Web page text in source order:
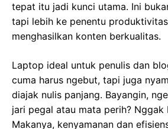
tepat itu jadi kunci utama. Ini
tapi lebih ke penentu
menghasilkan konten berkualitas.
Laptop ideal untuk penulis dan
cuma harus ngebut, tapi juga
diajak nulis panjang. Bayangin,
jari pegal atau mata perih? Nggak
Makanya, kenyamanan dan